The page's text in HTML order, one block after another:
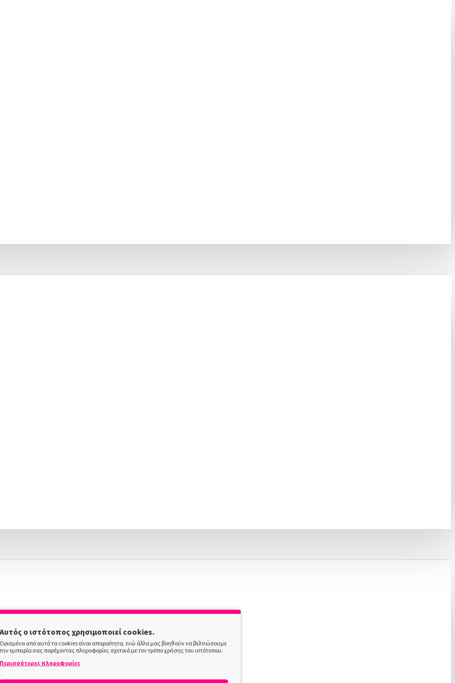
Αυτός ο ιστότοπος χρησιμοποιεί cookies.
Ορισμένα από αυτά τα cookies είναι απαραίτητα, ενώ άλλα μας βοηθούν να βελτιώσουμε
την εμπειρία σας παρέχοντας πληροφορίες σχετικά με τον τρόπο χρήσης του ιστότοπου.
Περισσότερες πληροφορίες